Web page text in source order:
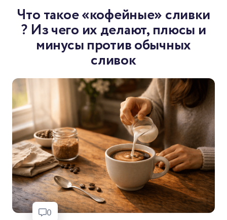
Что такое «кофейные» сливки
? Из чего их делают, плюсы и
минусы против обычных
сливок
0